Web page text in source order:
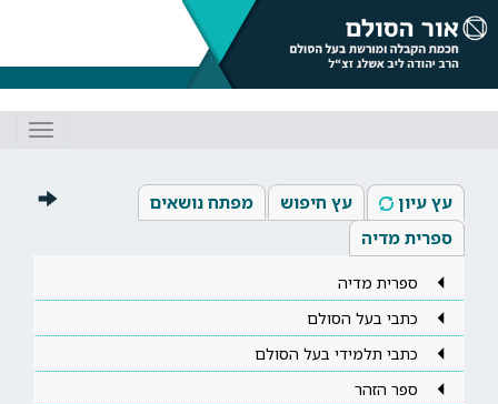
עץ עיון עץ חיפוש
מפתח נושאים
ספרית מדיה
ספרית מדיה
כתבי בעל הסולם
כתבי תלמידי בעל הסולם
ספר הזהר